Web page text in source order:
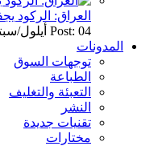
العراق: الركود
Post: 04 أيلول/سبتمبر 2015
المدونات
توجهات السوق
الطباعة
التعبئة والتغليف
النشر
تقنيات جديدة
مختارات